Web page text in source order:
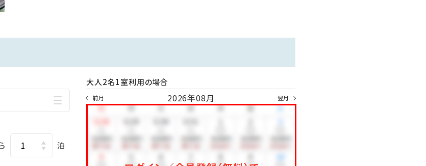
も可能です。
温 物 蕪蒸し もち米煎餅
麻績村産こしひかり
赤出汁 生姜佃煮 野沢菜漬
水 物 ナガノパープルのジュレ
マスカルポーネと杏ジャム
泊
大人2名1室利用の場合
前月 2026年08月 翌月